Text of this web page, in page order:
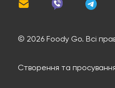
© 2026 Foody Go. Всі
Створення та